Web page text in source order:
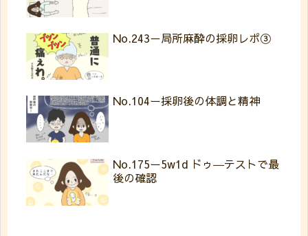
No.243－局所麻酔の採卵レポ③
No.104ー採卵後の体調と精神
No.175ー5w1d ドゥ―テストで最
後の確認